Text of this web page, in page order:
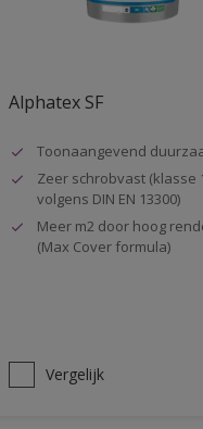
Alphatex SF
Toonaangevend
Zeer schrobvast (klasse
volgens DIN EN 13300)
Meer m2 door hoog
(Max Cover formula)
Vergelijk